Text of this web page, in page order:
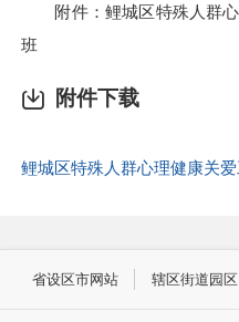
附件：鲤城区特殊人群心
班
附件下载
鲤城区特殊人群心理健康关
省设区市网站 辖区街道园区